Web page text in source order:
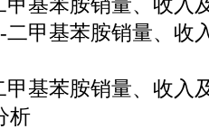
甲基苯胺销量、收
基苯胺销量、收入
析